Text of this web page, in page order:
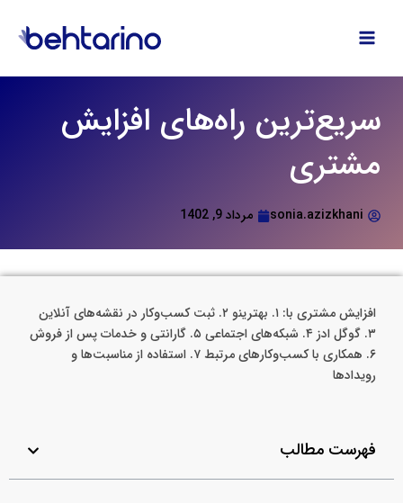
محتوا
سریع‌ترین راه‌های افزایش
مشتری
sonia.azizkhani مرداد 9, 1402
افزایش مشتری با: ۱. بهترینو ۲. ثبت کسب‌وکار در نقشه‌های آنلاین
۳. گوگل ادز ۴. شبکه‌های اجتماعی ۵. گارانتی و خدمات پس از فروش
۶. همکاری با کسب‌وکارهای مرتبط ۷. استفاده از مناسبت‌ها و
رویدادها
فهرست مطالب